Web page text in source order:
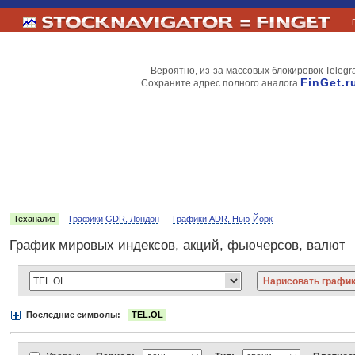
Вероятно, из-за массовых блокировок
Сохраните адрес полного аналога
Теханализ Графики GDR, Лондон Графики ADR, Нью-Йорк
График мировых индексов, акций, фьючерсов, валют
Последние символы:
TEL.OL
АДР Нью-Йорк:
Вымпелком Газпром Газпромнефть Киви ЛУКойл